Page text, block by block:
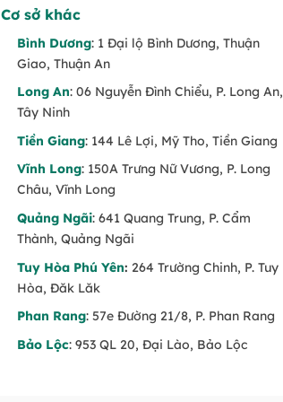
Cơ sở khác
Bình Dương: 1 Đại lộ Bình Dương, Thuận
Giao, Thuận An
Long An: 06 Nguyễn Đình Chiểu, P. Long An,
Tây Ninh
Tiền Giang: 144 Lê Lợi, Mỹ Tho, Tiền Giang
Vĩnh Long: 150A Trưng Nữ Vương, P. Long
Châu, Vĩnh Long
Quảng Ngãi: 641 Quang Trung, P. Cẩm
Thành, Quảng Ngãi
Tuy Hòa Phú Yên: 264 Trường Chinh, P. Tuy
Hòa, Đăk Lăk
Phan Rang: 57e Đường 21/8, P. Phan Rang
Bảo Lộc: 953 QL 20, Đại Lào, Bảo Lộc